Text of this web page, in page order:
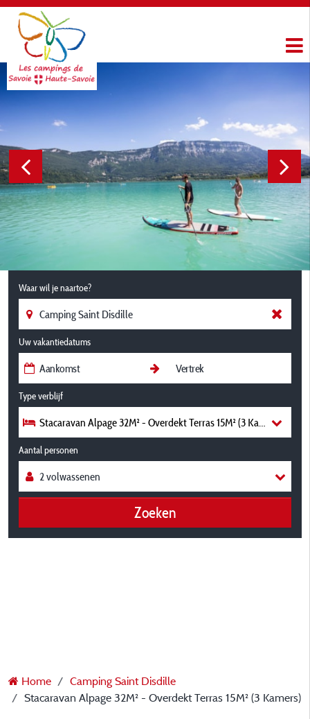
Waar wil je naartoe?
Uw vakantiedatums
Type verblijf
Stacaravan Alpage 32M² - Overdekt Terras 15M² (3 Kamers)
Aantal personen
Zoeken
Home
Camping Saint Disdille
Stacaravan Alpage 32M² - Overdekt Terras 15M² (3 Kamers)